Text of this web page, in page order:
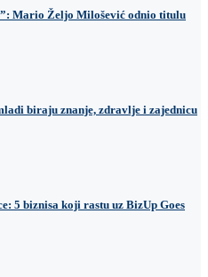
Mario Željo Milošević odnio titulu
biraju znanje, zdravlje i zajednicu
5 biznisa koji rastu uz BizUp Goes